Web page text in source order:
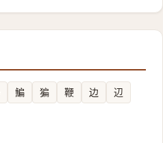
鯿 猵 鞭 边
辺